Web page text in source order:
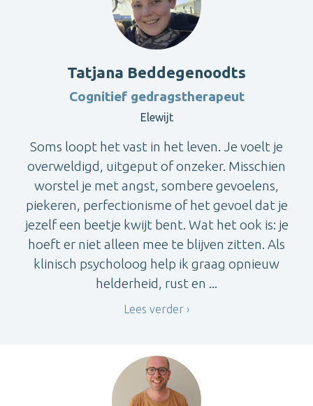
Tatjana Beddegenoodts
Cognitief gedragstherapeut
Elewijt
Soms loopt het vast in het leven. Je voelt je
overweldigd, uitgeput of onzeker. Misschien
worstel je met angst, sombere gevoelens,
piekeren, perfectionisme of het gevoel dat je
jezelf een beetje kwijt bent. Wat het ook is: je
hoeft er niet alleen mee te blijven zitten. Als
klinisch psycholoog help ik graag opnieuw
helderheid, rust en ...
Lees verder